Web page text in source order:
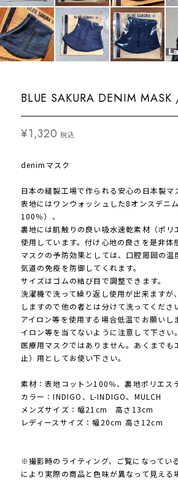
BLUE SAKURA DENIM
¥1,320 税込
denimマスク
日本の縫製工場で作られる安心の日本製マ
表地にはワンウォッシュした8オンスデニ
100％）、
裏地には肌触りの良い吸水速乾素材（ポリ
使用しています。付け心地の良さを是非体
マスクの予防効果としては、口腔周囲の温
気道の免疫を防御してくれます。
サイズはゴムの結び目で調整できます。
洗濯機で洗って繰り返し使用が出来ますが
しますので他の者とは分けて洗ってくださ
アイロン等を使用する場合低温でお願いし
イロン等を当てないように注意して下さい。
医療用マスクではありません。あくまでも
止）用としてお使い下さい。
素材：表地コットン100％、裏地ポリエス
カラー：INDIGO、L-INDIGO、MULCH
メンズサイズ：幅21cm 高さ13cm
レディースサイズ：幅20cm 高さ12cm
※撮影時のライティング、ご覧になってい
により実際の商品と色味が異なって見える